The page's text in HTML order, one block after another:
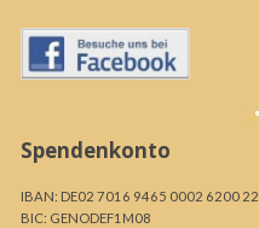
Spendenkonto
IBAN: DE02 7016 9465 0002 6200 22
BIC: GENODEF1M08